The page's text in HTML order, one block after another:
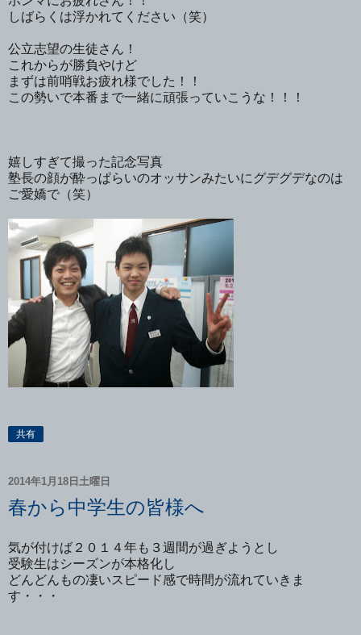
しばらくは浮かれてください（笑）
公立志望の生徒さん！
これからが勝負やけど
まずは前哨戦お疲れ様でした！！
この勢いで本番まで一緒に頑張っていこうな！！！
嬉しすぎて撮った記念写真
塾長の顔が酔っぱらいのオッサンみたいにグデグデなのは
ご愛嬌で（笑）
共有
2014年1月18日土曜日
春から中学生の皆様へ
気が付けば２０１４年も３週間が過ぎようとし
受験生はシーズンが本格化し
どんどんもの凄いスピード感で時間が流れていきま
す・・・